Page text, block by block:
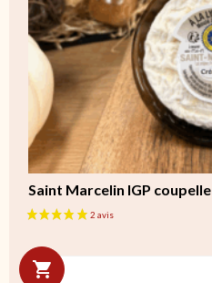
Saint Marcelin IGP coupelle